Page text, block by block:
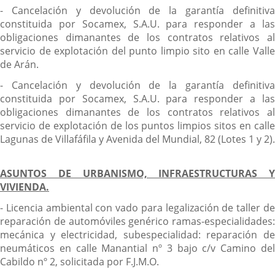
- Cancelación y devolución de la garantía definitiva
constituida por Socamex, S.A.U. para responder a las
obligaciones dimanantes de los contratos relativos al
servicio de explotación del punto limpio sito en calle Valle
de Arán.
- Cancelación y devolución de la garantía definitiva
constituida por Socamex, S.A.U. para responder a las
obligaciones dimanantes de los contratos relativos al
servicio de explotación de los puntos limpios sitos en calle
Lagunas de Villafáfila y Avenida del Mundial, 82 (Lotes 1 y 2).
ASUNTOS DE URBANISMO, INFRAESTRUCTURAS Y
VIVIENDA.
- Licencia ambiental con vado para legalización de taller de
reparación de automóviles genérico ramas-especialidades:
mecánica y electricidad, subespecialidad: reparación de
neumáticos en calle Manantial nº 3 bajo c/v Camino del
Cabildo nº 2, solicitada por F.J.M.O.